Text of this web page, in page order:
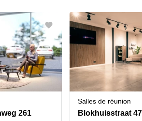
261
Salles de réunion
Blokhuisstraat